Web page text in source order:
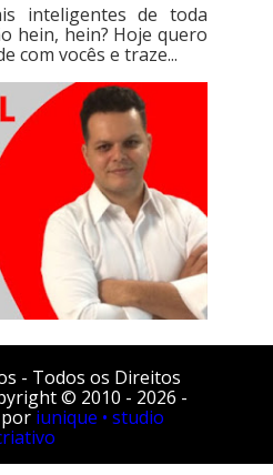
inteligentes de toda
hein, hein? Hoje quero
com vocês e traze...
- Todos os Direitos
© 2010 - 2026 -
iunique • studio